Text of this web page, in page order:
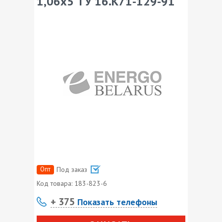
Опт
Под заказ
Код товара: 183-823-6
+ 375 Показать телефоны